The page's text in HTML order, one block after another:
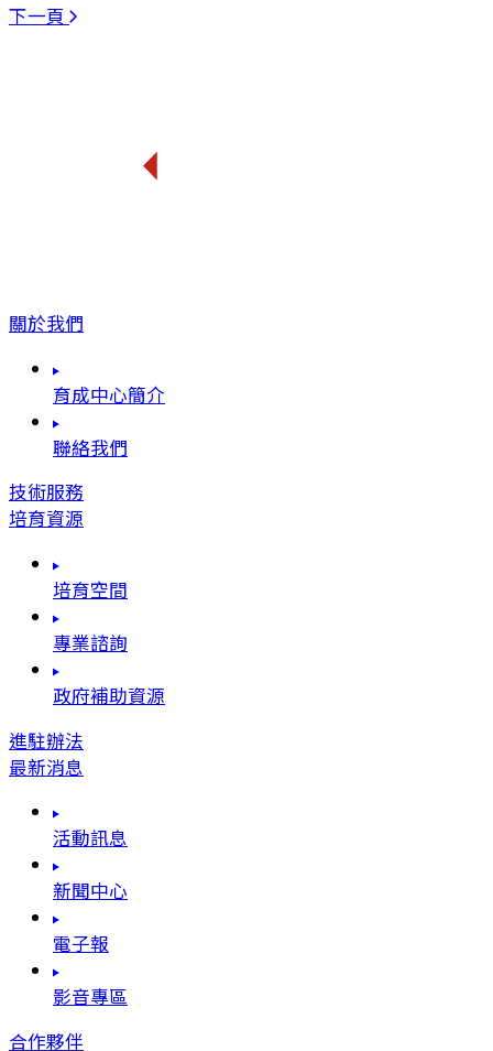
下一頁
關於我們
育成中心簡介
聯絡我們
技術服務
培育資源
培育空間
專業諮詢
政府補助資源
進駐辦法
最新消息
活動訊息
新聞中心
電子報
影音專區
合作夥伴